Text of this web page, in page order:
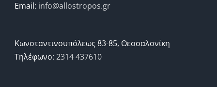
Email: info@allostropos.gr
Κωνσταντινουπόλεως 83-85, Θεσσαλονίκη
Τηλέφωνο: 2314 437610